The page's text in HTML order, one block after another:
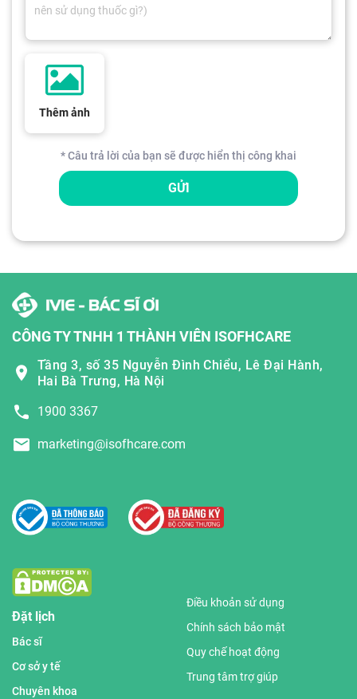
Thêm ảnh
* Câu trả lời của bạn sẽ được hiển thị công khai
GỬI
CÔNG TY TNHH 1 THÀNH VIÊN ISOFHCARE
Tầng 3, số 35 Nguyễn Đình Chiểu, Lê Đại Hành,
Hai Bà Trưng, Hà Nội
1900 3367
marketing@isofhcare.com
Đặt lịch
Bác sĩ
Cơ sở y tế
Chuyên khoa
Điều khoản sử dụng
Chính sách bảo mật
Quy chế hoạt động
Trung tâm trợ giúp